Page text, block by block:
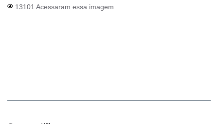
13101 Acessaram essa imagem